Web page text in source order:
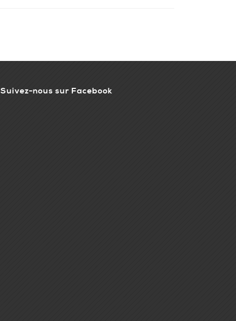
Suivez-nous sur Facebook